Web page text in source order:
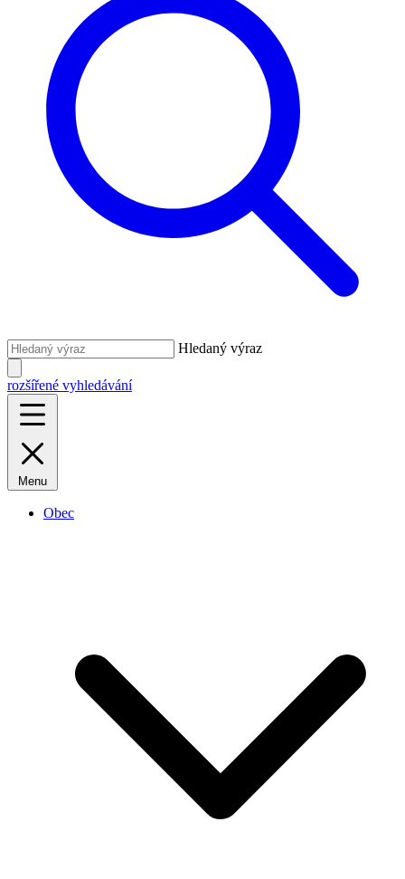
Hledaný výraz
rozšířené vyhledávání
Menu
Obec